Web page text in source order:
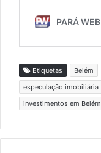
Etiquetas Belém
especulação imobiliária
investimentos em Belém